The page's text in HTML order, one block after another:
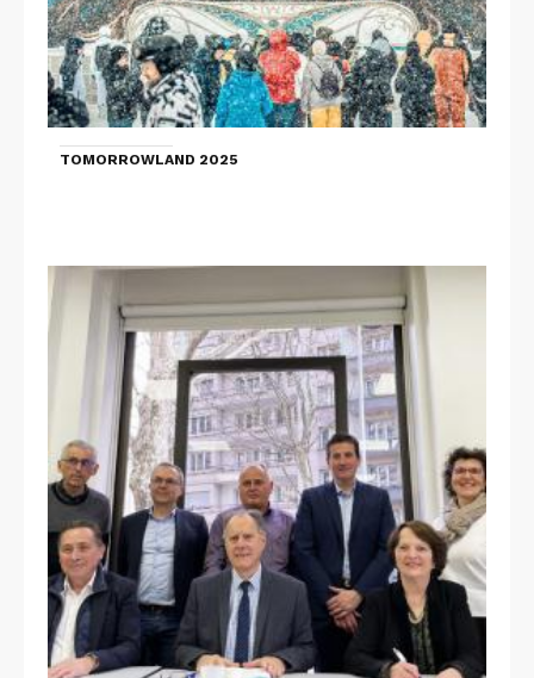
TOMORROWLAND 2025